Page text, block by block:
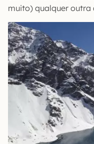
muito) qualquer outra